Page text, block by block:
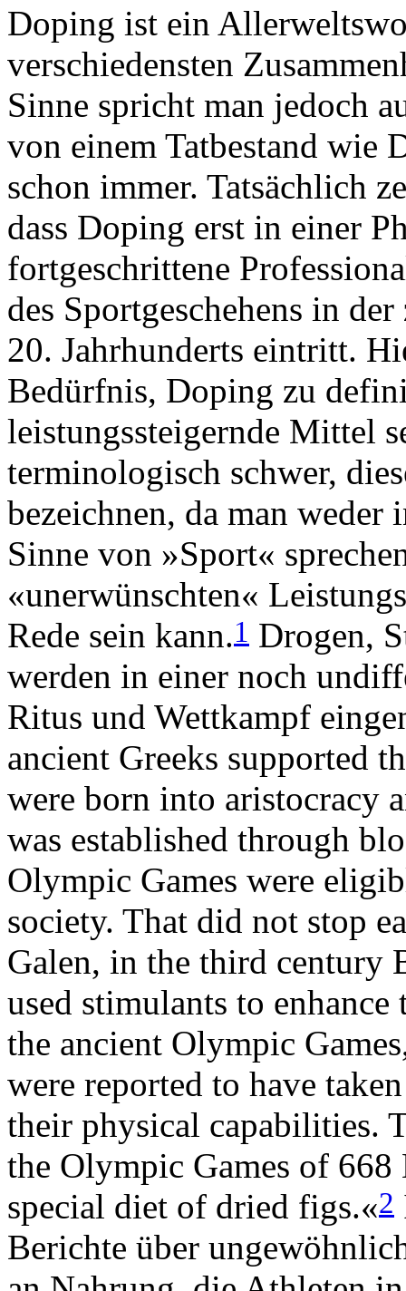
Doping ist ein
verschiedensten
Sinne spricht man jedoch
von einem Tatbestand wie
schon immer. Tatsächlich
dass Doping erst in einer
fortgeschrittene
des Sportgeschehens in
20. Jahrhunderts eintritt.
Bedürfnis, Doping zu
leistungssteigernde Mittel
terminologisch schwer,
bezeichnen, da man weder
Sinne von »Sport«
«unerwünschten«
Rede sein kann.1 Drogen,
werden in einer noch
Ritus und Wettkampf
ancient Greeks supported
were born into aristocracy
was established through
Olympic Games were
society. That did not stop
Galen, in the third century
used stimulants to
the ancient Olympic
were reported to have
their physical capabilities.
the Olympic Games of 668
special diet of dried figs.«2
Berichte über